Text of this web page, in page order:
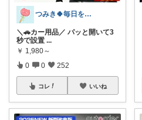
つみき🍀毎日をご機嫌にする♡
＼🚗カー用品／ パッと開いて3
秒で設置 ...
￥ 1,980～
0 0 252
コレ いいね